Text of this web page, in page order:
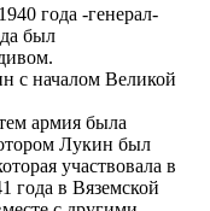
года -генерал-
был
с началом Великой
армия была
Лукин был
участвовала в
года в Вяземской